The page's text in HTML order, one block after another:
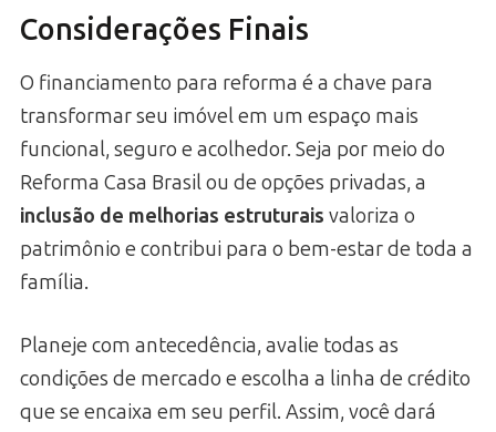
Considerações Finais
O financiamento para reforma é a chave para
transformar seu imóvel em um espaço mais
funcional, seguro e acolhedor. Seja por meio do
Reforma Casa Brasil ou de opções privadas, a
inclusão de melhorias estruturais valoriza o
patrimônio e contribui para o bem-estar de toda a
família.
Planeje com antecedência, avalie todas as
condições de mercado e escolha a linha de crédito
que se encaixa em seu perfil. Assim, você dará